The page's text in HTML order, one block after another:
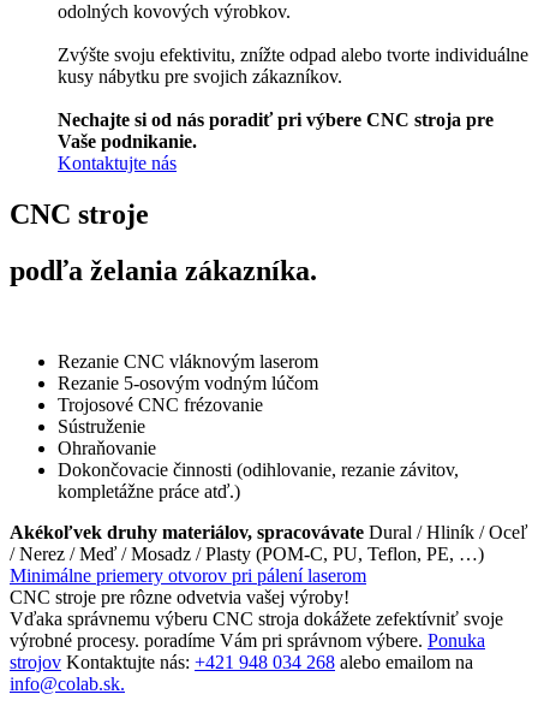
odolných kovových výrobkov.
Zvýšte svoju efektivitu, znížte odpad alebo tvorte individuálne
kusy nábytku pre svojich zákazníkov.
Nechajte si od nás poradiť pri výbere CNC stroja pre
Vaše podnikanie.
Kontaktujte nás
CNC stroje
podľa želania zákazníka.
Rezanie CNC vláknovým laserom
Rezanie 5-osovým vodným lúčom
Trojosové CNC frézovanie
Sústruženie
Ohraňovanie
Dokončovacie činnosti (odihlovanie, rezanie závitov,
kompletážne práce atď.)
Akékoľvek druhy materiálov, spracovávate Dural / Hliník / Oceľ
/ Nerez / Meď / Mosadz / Plasty (POM-C, PU, Teflon, PE, …)
Minimálne priemery otvorov pri pálení laserom
CNC stroje pre rôzne odvetvia vašej výroby!
Vďaka správnemu výberu CNC stroja dokážete zefektívniť svoje
výrobné procesy. poradíme Vám pri správnom výbere. Ponuka
strojov Kontaktujte nás: +421 948 034 268 alebo emailom na
info@colab.sk.